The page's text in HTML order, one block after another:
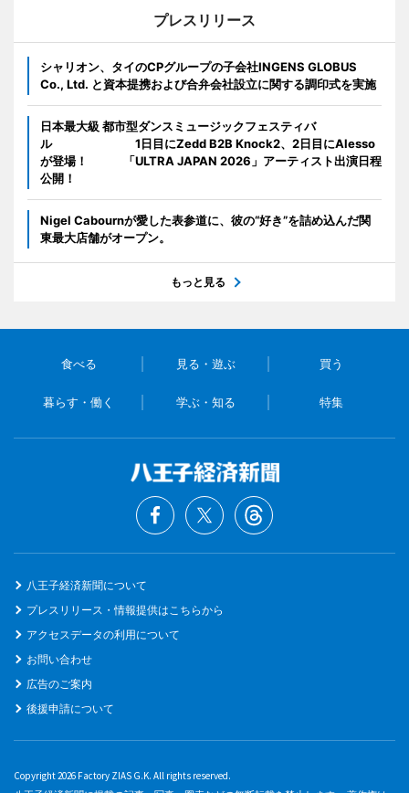
プレスリリース
シャリオン、タイのCPグループの子会社INGENS GLOBUS
Co., Ltd. と資本提携および合弁会社設立に関する調印式を実施
日本最大級 都市型ダンスミュージックフェスティバ
ル 1日目にZedd B2B Knock2、2日目にAlesso
が登場！ 「ULTRA JAPAN 2026」アーティスト出演日程
公開！
Nigel Cabournが愛した表参道に、彼の“好き”を詰め込んだ関
東最大店舗がオープン。
もっと見る
食べる 見る・遊ぶ 買う
暮らす・働く 学ぶ・知る 特集
八王子経済新聞について
プレスリリース・情報提供はこちらから
アクセスデータの利用について
お問い合わせ
広告のご案内
後援申請について
Copyright 2026 Factory ZIAS G.K. All rights reserved.